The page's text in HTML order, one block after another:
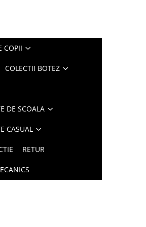
COPII
COLECTII BOTEZ
DE SCOALA
CASUAL
RETUR